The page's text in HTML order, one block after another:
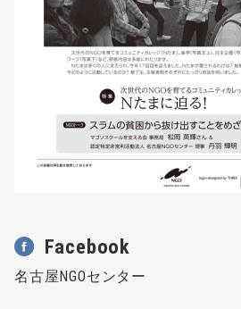
Facebook
名古屋NGOセンター